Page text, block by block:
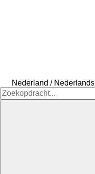
Nederland / Nederlands